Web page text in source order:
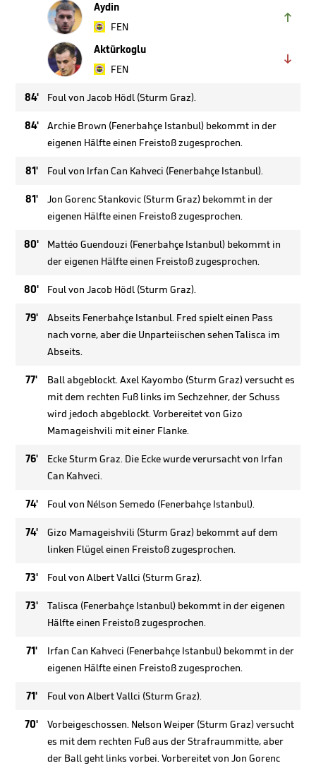
Aydin
FEN

Aktürkoglu
FEN

84' Foul von Jacob Hödl (Sturm Graz).
84'
Archie Brown (Fenerbahçe Istanbul) bekommt in der
eigenen Hälfte einen Freistoß zugesprochen.
81' Foul von Irfan Can Kahveci (Fenerbahçe Istanbul).
81'
Jon Gorenc Stankovic (Sturm Graz) bekommt in der
eigenen Hälfte einen Freistoß zugesprochen.
80'
Mattéo Guendouzi (Fenerbahçe Istanbul) bekommt in
der eigenen Hälfte einen Freistoß zugesprochen.
80' Foul von Jacob Hödl (Sturm Graz).
79'
Abseits Fenerbahçe Istanbul. Fred spielt einen Pass
nach vorne, aber die Unparteiischen sehen Talisca im
Abseits.
77'
Ball abgeblockt. Axel Kayombo (Sturm Graz) versucht es
mit dem rechten Fuß links im Sechzehner, der Schuss
wird jedoch abgeblockt. Vorbereitet von Gizo
Mamageishvili mit einer Flanke.
76'
Ecke Sturm Graz. Die Ecke wurde verursacht von Irfan
Can Kahveci.
74' Foul von Nélson Semedo (Fenerbahçe Istanbul).
74'
Gizo Mamageishvili (Sturm Graz) bekommt auf dem
linken Flügel einen Freistoß zugesprochen.
73' Foul von Albert Vallci (Sturm Graz).
73'
Talisca (Fenerbahçe Istanbul) bekommt in der eigenen
Hälfte einen Freistoß zugesprochen.
71'
Irfan Can Kahveci (Fenerbahçe Istanbul) bekommt in der
eigenen Hälfte einen Freistoß zugesprochen.
71' Foul von Albert Vallci (Sturm Graz).
70'
Vorbeigeschossen. Nelson Weiper (Sturm Graz) versucht
es mit dem rechten Fuß aus der Strafraummitte, aber
der Ball geht links vorbei. Vorbereitet von Jon Gorenc